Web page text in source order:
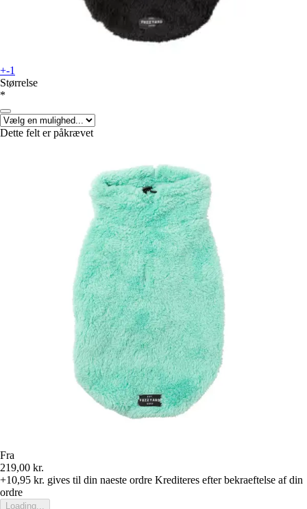
+-1
Størrelse
*
Dette felt er påkrævet
Fra
219,00 kr.
+10,95 kr. gives til din naeste ordre Krediteres efter bekraeftelse af din
ordre
Loading...